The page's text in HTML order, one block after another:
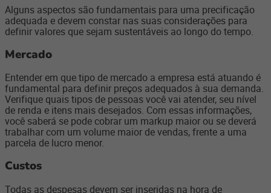
Alguns aspectos são fundamentais para uma precificação
adequada e devem constar nas suas considerações para
definir valores que sejam sustentáveis ao longo do tempo.
Mercado
Entender em que tipo de mercado a empresa está atuando é
fundamental para definir preços adequados à sua demanda.
Verifique quais tipos de pessoas você vai atender, seu nível
de renda e itens mais desejados. Com essas informações,
você saberá se pode cobrar um markup maior ou se deverá
trabalhar com um volume maior de vendas, frente a uma
parcela de lucro menor.
Custos
Todas as despesas devem ser inseridas na hora de